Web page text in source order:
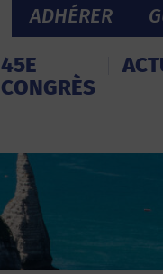
ADHÉRER
45E
CONGRÈS